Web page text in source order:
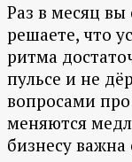
Раз в месяц вы
решаете, что
ритма
пульсе и не
вопросами
меняются
бизнесу